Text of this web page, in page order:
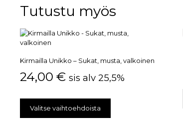
Tutustu myös
Kirmailla Unikko – Sukat, musta, valkoinen
24,00 € sis alv 25,5%
Valitse vaihtoehdoista